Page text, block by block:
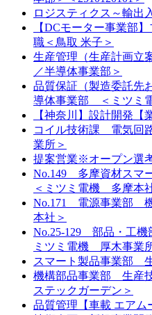
ロジスティクス～輸出
【DCモーター事業部
職＜鳥取 米子＞
生産管理（生産計画
／半導体事業部＞
品質保証（製造委託先
導体事業部 ＜ミツミ
【神奈川】設計開発【
コイル技術課 電気回
業所＞
提案営業※オープン選
No.149 多摩資材スマ
＜ミツミ電機 多摩本
No.171 電源事業部
本社＞
No.25-129 部品・工
ミツミ電機 厚木事業
スマート製品事業部
機構部品事業部 生産
ステックガーデン＞
品質管理【車載 エアム